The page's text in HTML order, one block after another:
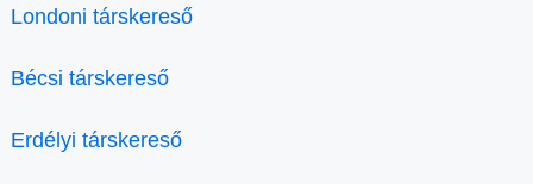
Londoni társkereső
Bécsi társkereső
Erdélyi társkereső